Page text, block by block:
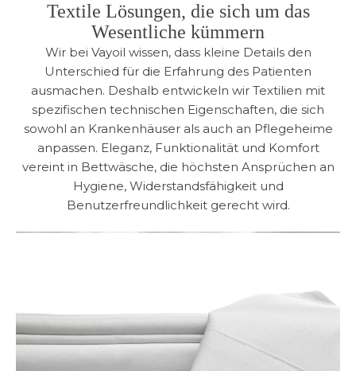
Textile Lösungen, die sich um das
Wesentliche kümmern
Wir bei Vayoil wissen, dass kleine Details den
Unterschied für die Erfahrung des Patienten
ausmachen. Deshalb entwickeln wir Textilien mit
spezifischen technischen Eigenschaften, die sich
sowohl an Krankenhäuser als auch an Pflegeheime
anpassen. Eleganz, Funktionalität und Komfort
vereint in Bettwäsche, die höchsten Ansprüchen an
Hygiene, Widerstandsfähigkeit und
Benutzerfreundlichkeit gerecht wird.